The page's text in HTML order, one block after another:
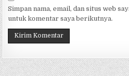
Simpan nama, email, dan situs web
untuk komentar saya berikutnya.